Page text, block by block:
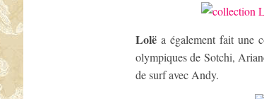
Lolë a également fait une
olympiques de Sotchi,
de surf avec Andy.